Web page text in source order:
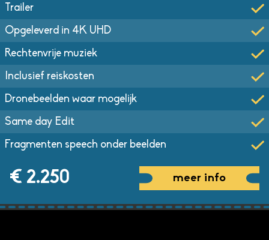
Trailer
Opgeleverd in 4K UHD
Rechtenvrije muziek
Inclusief reiskosten
Dronebeelden waar mogelijk
Same day Edit
Fragmenten speech onder beelden
€ 2.250 meer info